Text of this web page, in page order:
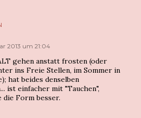
2013 um 21:04
gehen anstatt frosten (oder
ins Freie Stellen, im Sommer in
hat beides denselben
ist einfacher mit "Tauchen",
die Form besser.